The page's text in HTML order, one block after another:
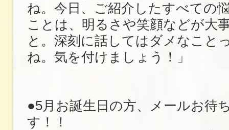
ね。今日、ご紹介したすべての
ことは、明るさや笑顔などが大
と。深刻に話してはダメなこと
ね。気を付けましょう！」
●5月お誕生日の方、メールお待
す！！